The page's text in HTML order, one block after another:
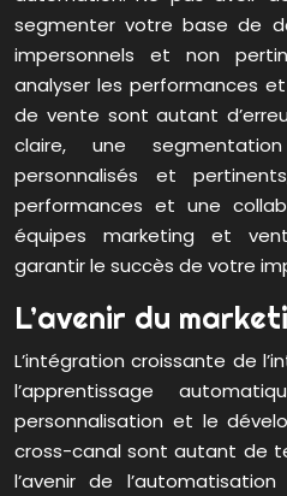
segmenter votre base de
impersonnels et non
analyser les performances
de vente sont autant
claire, une
personnalisés et
performances et une
équipes marketing et
garantir le succès de votre
L’avenir du
L’intégration croissante de
l’apprentissage
personnalisation et le
cross-canal sont autant de
l’avenir de